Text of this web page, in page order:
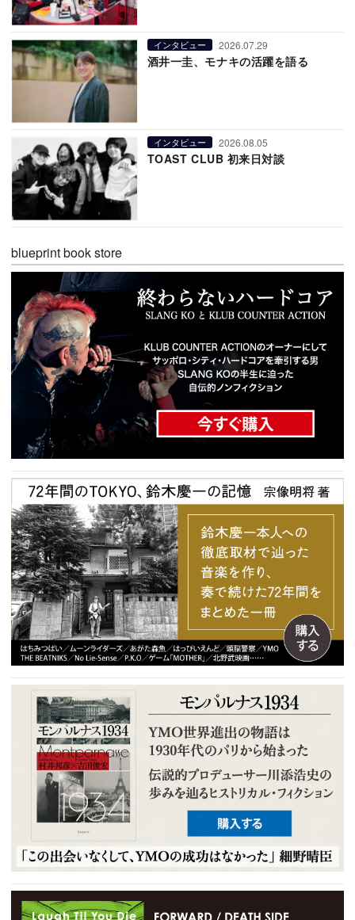
インタビュー 2026.07.29
酒井一圭、モナキの活躍を語る
インタビュー 2026.08.05
TOAST CLUB 初来日対談
blueprint book store